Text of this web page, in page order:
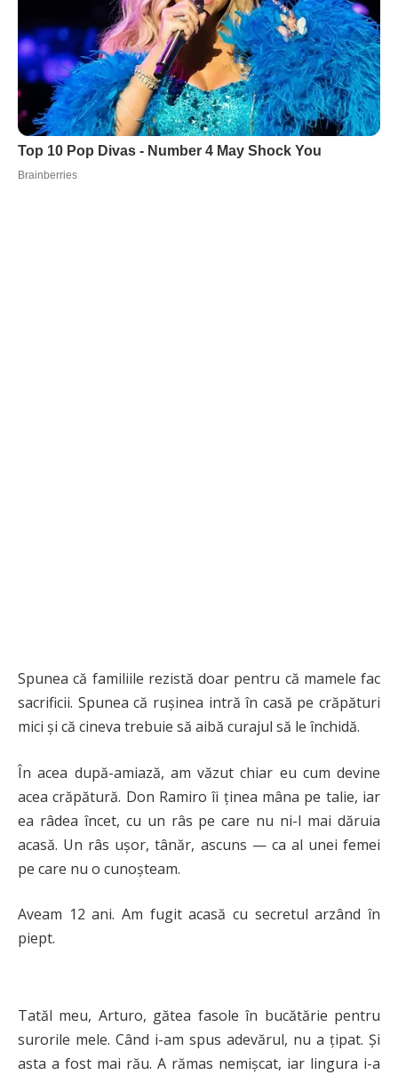
Spunea că familiile rezistă doar pentru că mamele fac
sacrificii. Spunea că rușinea intră în casă pe crăpături
mici și că cineva trebuie să aibă curajul să le închidă.
În acea după-amiază, am văzut chiar eu cum devine
acea crăpătură. Don Ramiro îi ținea mâna pe talie, iar
ea râdea încet, cu un râs pe care nu ni-l mai dăruia
acasă. Un râs ușor, tânăr, ascuns — ca al unei femei
pe care nu o cunoșteam.
Aveam 12 ani. Am fugit acasă cu secretul arzând în
piept.
Tatăl meu, Arturo, gătea fasole în bucătărie pentru
surorile mele. Când i-am spus adevărul, nu a țipat. Și
asta a fost mai rău. A rămas nemișcat, iar lingura i-a